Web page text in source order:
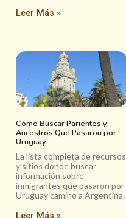
Leer Más »
Cómo Buscar Parientes y
Ancestros Que Pasaron por
Uruguay
La lista completa de recursos
y sitios donde buscar
información sobre
inmigrantes que pasaron por
Uruguay camino a Argentina.
Leer Más »